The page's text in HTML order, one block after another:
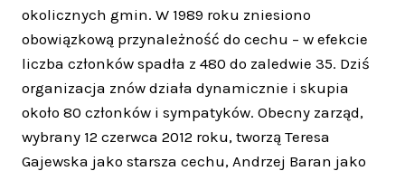
okolicznych gmin. W 1989 roku zniesiono
obowiązkową przynależność do cechu – w efekcie
liczba członków spadła z 480 do zaledwie 35. Dziś
organizacja znów działa dynamicznie i skupia
około 80 członków i sympatyków. Obecny zarząd,
wybrany 12 czerwca 2012 roku, tworzą Teresa
Gajewska jako starsza cechu, Andrzej Baran jako